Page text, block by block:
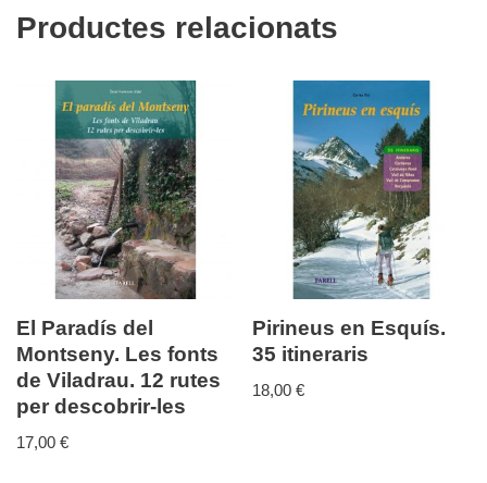
Productes relacionats
El Paradís del
Montseny. Les fonts
de Viladrau. 12 rutes
per descobrir-les
17,00 €
Pirineus en Esquís.
35 itineraris
18,00€